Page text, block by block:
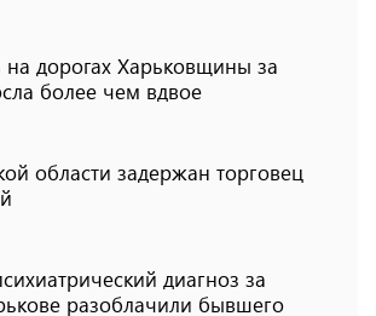
на дорогах Харьковщины за
более чем вдвое
области задержан торговец
диагноз за
разоблачили бывшего